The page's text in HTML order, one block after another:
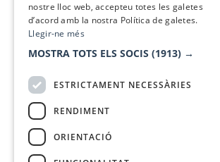
nostre lloc web, accepteu totes les galetes
d’acord amb la nostra Política de galetes.
Llegir-ne més
MOSTRA TOTS ELS SOCIS (1913) →
ESTRICTAMENT NECESSÀRIES
RENDIMENT
ORIENTACIÓ